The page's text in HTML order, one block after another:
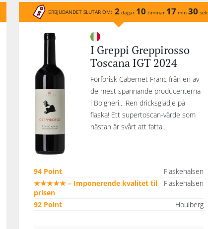
ERBJUDANDET SLUTAR OM: 2dagar 10 timmar 17 min 30 sek
I Greppi Greppirosso
Toscana IGT 2024
Förförisk Cabernet Franc från en av
de mest spännande producenterna
i Bolgheri... Ren dricksglädje på
flaska! Ett supertoscan-värde som
nästan är svårt att fatta...
94 Point
Flaskehalsen
★★★★★ – Imponerende kvalitet til
prisen
Flaskehalsen
92 Point Houlberg